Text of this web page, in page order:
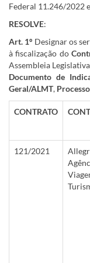
Federal 11.246/2022
RESOLVE:
Art. 1º Designar os
à fiscalização do
Assembleia
Documento de
Geral/ALMT,
CONTRATO
121/2021